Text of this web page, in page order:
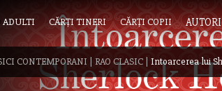
ADULTI CĂRȚI TINERI CĂRȚI COPII AUTORI
CONTEMPORANI RAO CLASIC| Intoarcerea lui